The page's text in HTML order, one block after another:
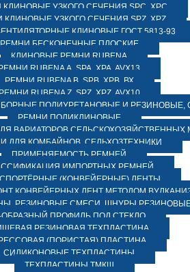
УЗКОГО СЕЧЕНИЯ SPC, XPC
КЛИНОВЫЕ УЗКОГО СЕЧЕНИЯ SPZ, XPZ
КЛИНОВЫЕ ГОСТ 5813-93
РЕМНИ БЕСКОНЕЧНЫЕ ПЛОСКИЕ
КЛИНОВЫЕ РЕМНИ RUBENA
RUBENA А, SPA, XPA, AVX13
РЕМНИ RUBENA В, SPВ, ХPВ, ВХ
РЕМНИ RUBENA Z, SPZ, XPZ, AVX10
ПОЛИУРЕТАНОВЫЕ И РЕЗИНОВЫЕ,
РЕМНИ ПОЛИКЛИНОВЫЕ
ВАРИАТОРОВ СЕЛЬСКОХОЗЯЙСТВЕННЫХ
ДЛЯ КОМБАЙНОВ, СЕЛЬХОЗТЕХНИКИ
ПРИМЕНЯЕМОСТЬ РЕМНЕЙ
ИМПОРТНЫХ РЕМНЕЙ
(КОНВЕЙЕРНЫЕ) ЛЕНТЫ
КОНВЕЙЕРНЫХ ЛЕНТ МЕТОДОМ
РЕЗИНОВЫЕ СМЕСИ, ШНУРЫ
ОБРАЗНЫЙ ПРОФИЛЬ ПОД СТЕКЛО
РЕЗИНОВАЯ ТЕХПЛАСТИНА
(ПОРИСТАЯ) ПЛАСТИНА
СИЛИКОНОВЫЕ ТЕХПЛАСТИНЫ
ТЕХПЛАСТИНЫ ТМКЩ